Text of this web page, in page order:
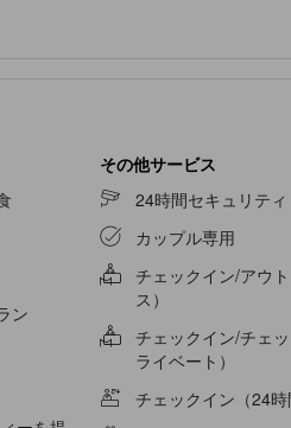
をすべて備え、楽しい滞在を演出
ームには、必要なバスアメニティ
をお召し上がりください。旅の始ま
けたくない場合は、当宿泊施設
なく、エンターテイメントな夜を
くの海岸線にも忘れずに立ち寄っ
ン
その他サービス
24時間セキュリティ
カップル専用
チェックイン/アウ
ス）
チェックイン/チェ
ライベート）
チェックイン（24時